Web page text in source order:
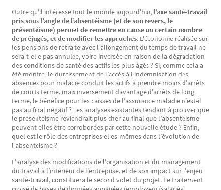
Outre qu’il intéresse tout le monde aujourd’hui, l’axe santé-travail
pris sous l’angle de l’absentéisme (et de son revers, le
présentéisme) permet de remettre en cause un certain nombre
de préjugés, et de modifier les approches. L’économie réalisée sur
les pensions de retraite avec l’allongement du temps de travail ne
sera-t-elle pas annulée, voire inversée en raison de la dégradation
des conditions de santé des actifs les plus âgés ? Si, comme cela a
été montré, le durcissement de l’accès à l’indemnisation des
absences pour maladie conduit les actifs à prendre moins d’arrêts
de courts terme, mais inversement davantage d’arrêts de long
terme, le bénéfice pour les caisses de l’assurance maladie n’est-il
pas au final négatif ? Les analyses existantes tendant à prouver que
le présentéisme reviendrait plus cher au final que l’absentéisme
peuvent-elles être corroborées par cette nouvelle étude ? Enfin,
quel est le rôle des entreprises elles-mêmes dans l’évolution de
l’absentéisme ?
L’analyse des modifications de l’organisation et du management
du travail à l’intérieur de l’entreprise, et de son impact sur l’enjeu
santé-travail, constituera le second volet du projet. Le traitement